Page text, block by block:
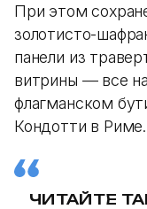
При этом
золотисто-
панели из
витрины — все
флагманском
Кондотти в Риме.
ЧИТАЙТЕ